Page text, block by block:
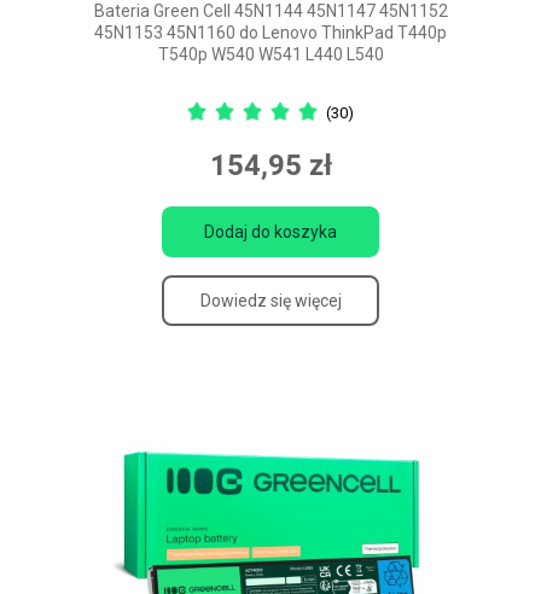
Bateria Green Cell 45N1144 45N1147 45N1152
45N1153 45N1160 do Lenovo ThinkPad T440p
T540p W540 W541 L440 L540
(30)
154,95 zł
Dodaj do koszyka
Dowiedz się więcej